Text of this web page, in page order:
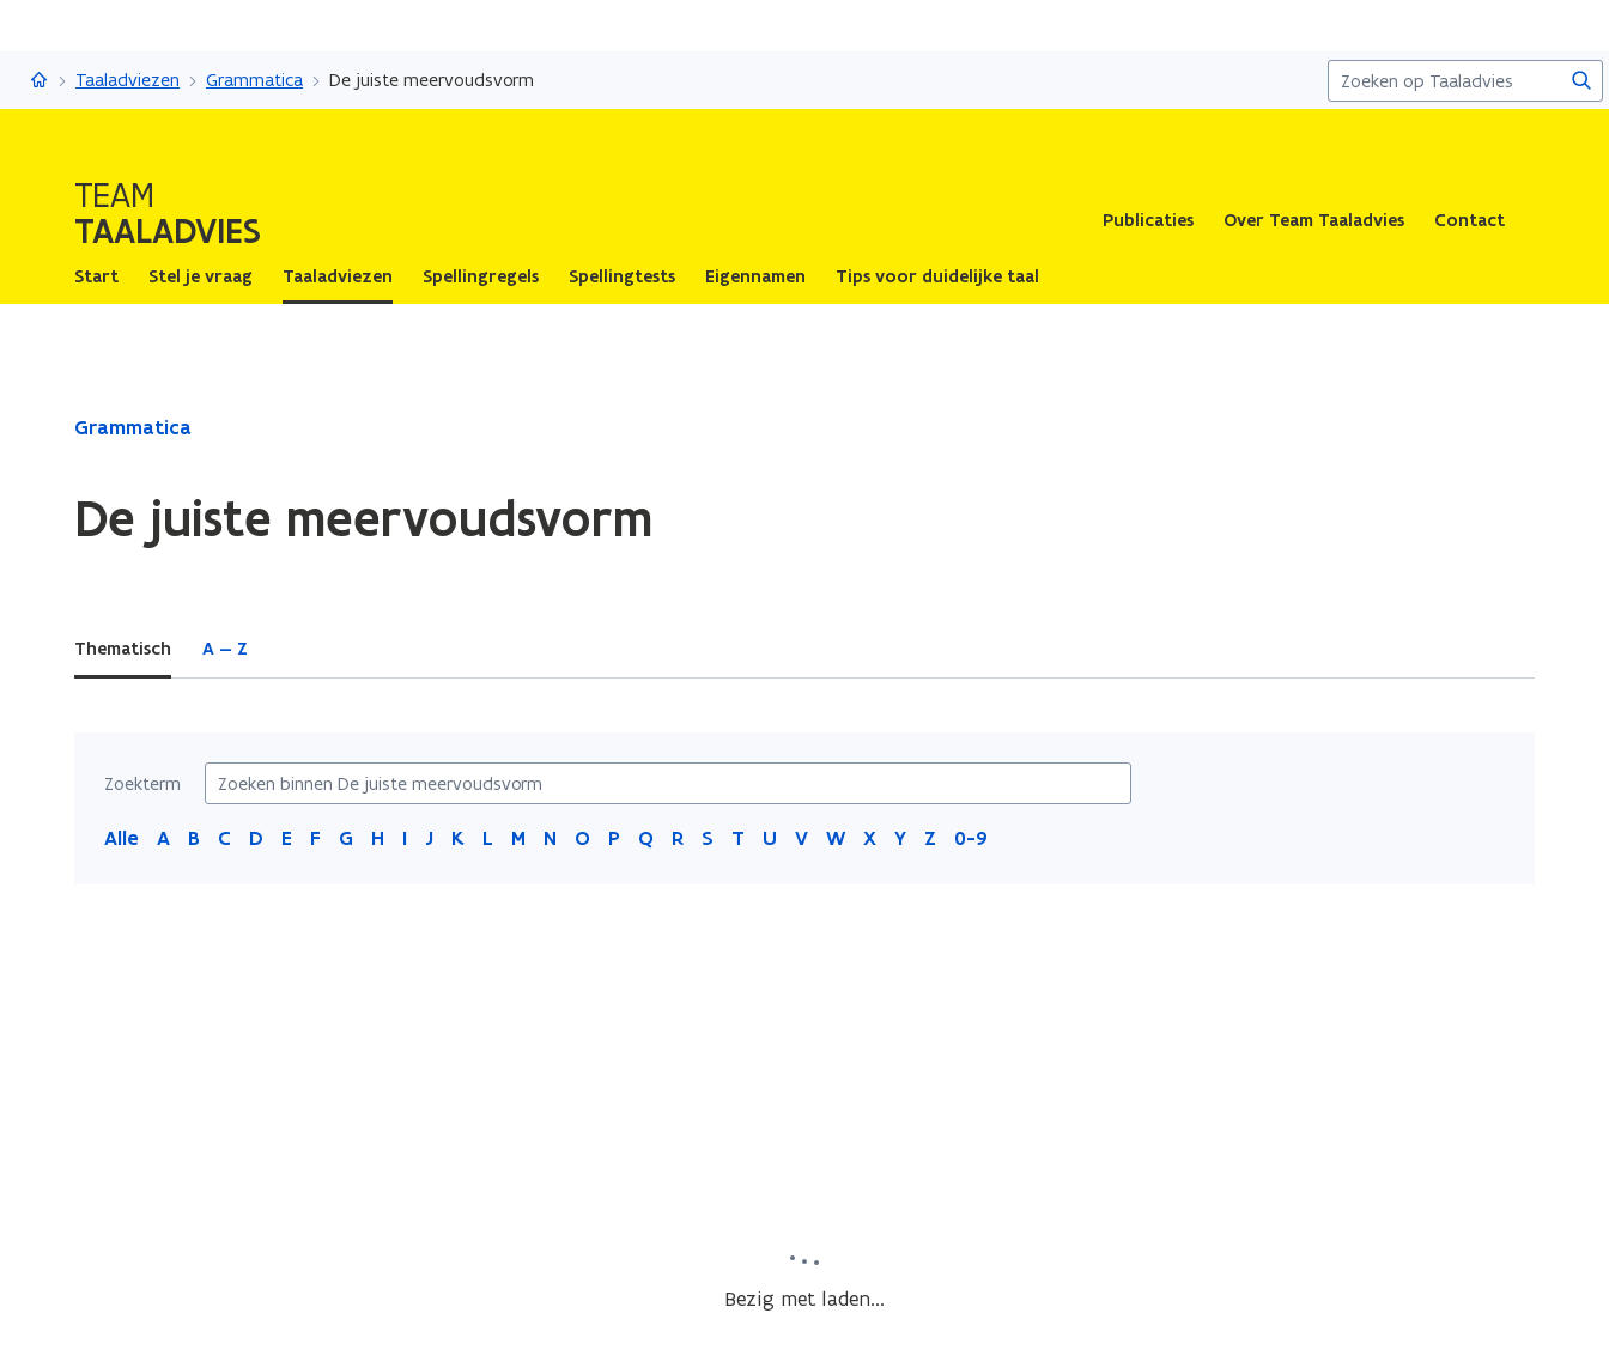
naar
TaaladviesTaaladviezen Grammatica De juiste meervoudsvorm
TEAM
TAALADVIES Publicaties Over Team Taaladvies Contact
Start Stel je vraag Taaladviezen Spellingregels Spellingtests Eigennamen Tips voor duidelijke taal
Gedaan
juiste
Grammatica
De juiste meervoudsvorm
Thematisch A — Z
Zoekterm
Alle A B C D E F G H I J K L M N O P Q R S T U V W X Y Z 0-9
Bezig met laden...